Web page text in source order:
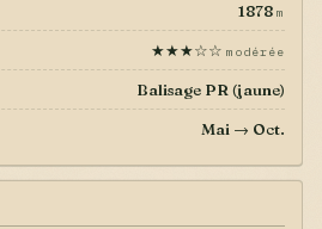
1878 m
★★★☆☆ modérée
Balisage PR (jaune)
Mai → Oct.